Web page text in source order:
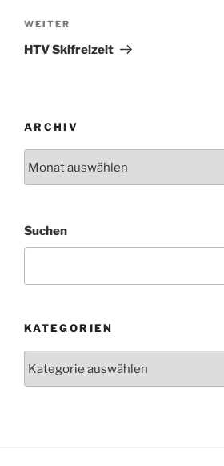
Nächster
Beitrag
WEITER
HTV Skifreizeit
ARCHIV
Suchen
KATEGORIEN